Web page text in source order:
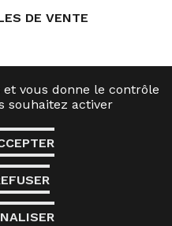
DE VENTE
vous donne le contrôle
souhaitez activer